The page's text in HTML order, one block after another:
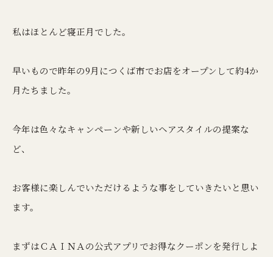
私はほとんど寝正月でした。
早いもので昨年の9月につくば市でお店をオープンして約4か
月たちました。
今年は色々なキャンペーンや新しいヘアスタイルの提案な
ど、
お客様に楽しんでいただけるような事をしていきたいと思い
ます。
まずはＣＡＩＮＡの公式アプリでお得なクーポンを発行しよ